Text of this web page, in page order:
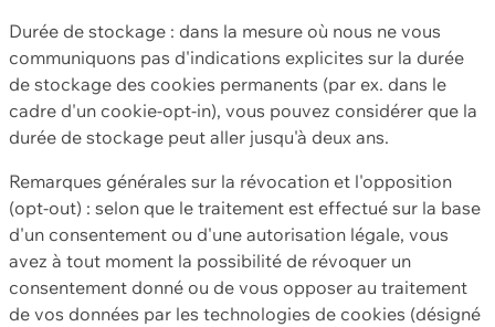
Durée de stockage : dans la mesure où nous ne vous
communiquons pas d'indications explicites sur la durée
de stockage des cookies permanents (par ex. dans le
cadre d'un cookie-opt-in), vous pouvez considérer que la
durée de stockage peut aller jusqu'à deux ans.
Remarques générales sur la révocation et l'opposition
(opt-out) : selon que le traitement est effectué sur la base
d'un consentement ou d'une autorisation légale, vous
avez à tout moment la possibilité de révoquer un
consentement donné ou de vous opposer au traitement
de vos données par les technologies de cookies (désigné